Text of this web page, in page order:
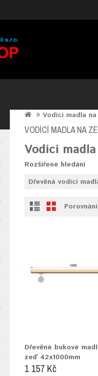
Vodící madla
VODÍCÍ MADLA NA
Vodící
Rozšířené hledání
Dřevěná vodící
Dřevěné bukové
zeď 42x1000mm
1 157 Kč